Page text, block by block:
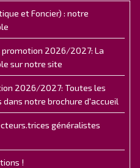
et Foncier) : notre
promotion 2026/2027: La
sur notre site
2026/2027: Toutes les
notre brochure d'accueil
généralistes
!